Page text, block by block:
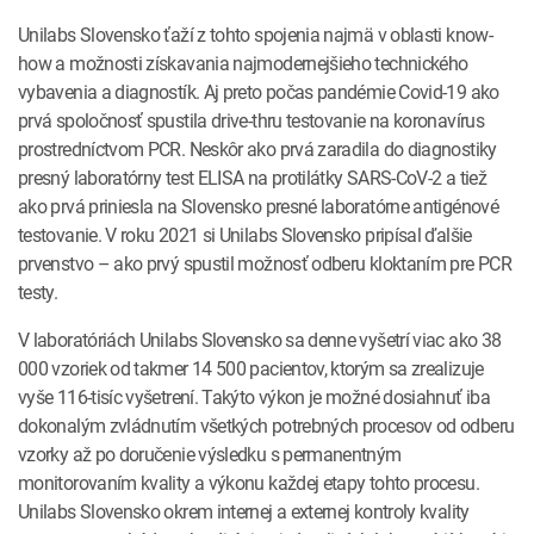
Unilabs Slovensko ťaží z tohto spojenia najmä v oblasti know-
how a možnosti získavania najmodernejšieho technického
vybavenia a diagnostík. Aj preto počas pandémie Covid-19 ako
prvá spoločnosť spustila drive-thru testovanie na koronavírus
prostredníctvom PCR. Neskôr ako prvá zaradila do diagnostiky
presný laboratórny test ELISA na protilátky SARS-CoV-2 a tiež
ako prvá priniesla na Slovensko presné laboratórne antigénové
testovanie. V roku 2021 si Unilabs Slovensko pripísal ďalšie
prvenstvo – ako prvý spustil možnosť odberu kloktaním pre PCR
testy.
V laboratóriách Unilabs Slovensko sa denne vyšetrí viac ako 38
000 vzoriek od takmer 14 500 pacientov, ktorým sa zrealizuje
vyše 116-tisíc vyšetrení. Takýto výkon je možné dosiahnuť iba
dokonalým zvládnutím všetkých potrebných procesov od odberu
vzorky až po doručenie výsledku s permanentným
monitorovaním kvality a výkonu každej etapy tohto procesu.
Unilabs Slovensko okrem internej a externej kontroly kvality